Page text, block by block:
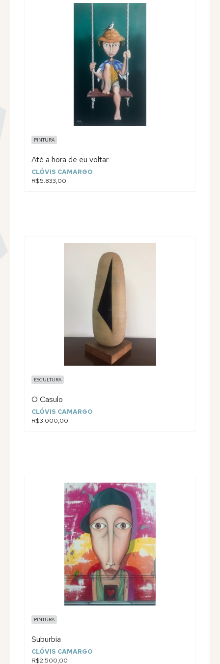
PINTURA
Até a hora de eu voltar
CLÓVIS CAMARGO
R$5.833,00
ESCULTURA
O Casulo
CLÓVIS CAMARGO
R$3.000,00
PINTURA
Suburbia
CLÓVIS CAMARGO
R$2.500,00